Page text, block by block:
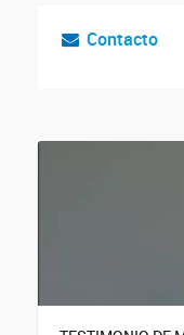
Contacto